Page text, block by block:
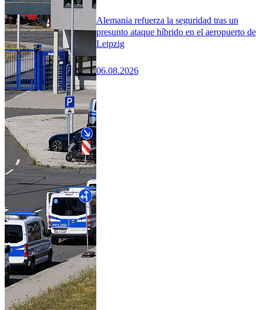
Alemania refuerza la seguridad tras un
presunto ataque híbrido en el aeropuerto de
Leipzig
06.08.2026